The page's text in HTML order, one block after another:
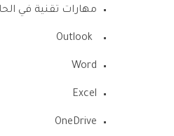
مهارات تقنية في
Word
Excel
OneDrive